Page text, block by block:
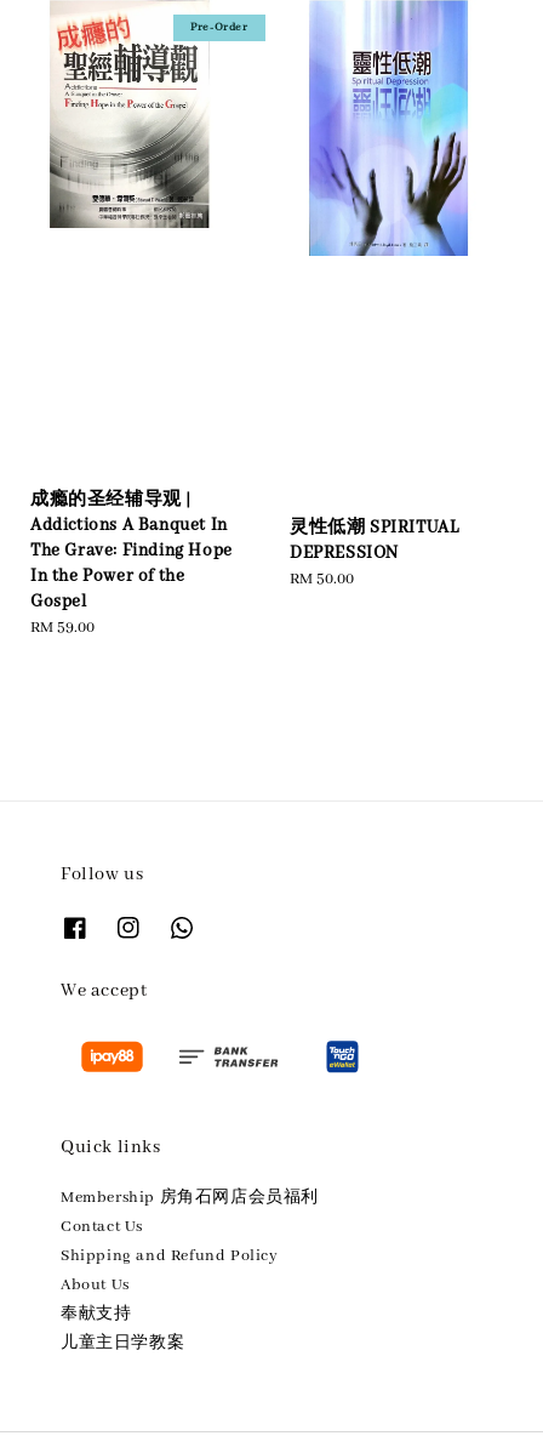
Pre-Order
成瘾的圣经辅导观 |
Addictions A Banquet In
The Grave: Finding Hope
In the Power of the
Gospel
Regular
RM 59.00
灵性低潮 SPIRITUAL
DEPRESSION
Regular
RM 50.00
Follow us
We accept
Quick links
Membership 房角石网店会员福利
Contact Us
Shipping and Refund Policy
About Us
奉献支持
儿童主日学教案